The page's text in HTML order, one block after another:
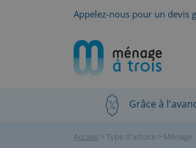
Appelez-nous pour un devis
Grâce à
Accueil > Type d'astuce > Ménage